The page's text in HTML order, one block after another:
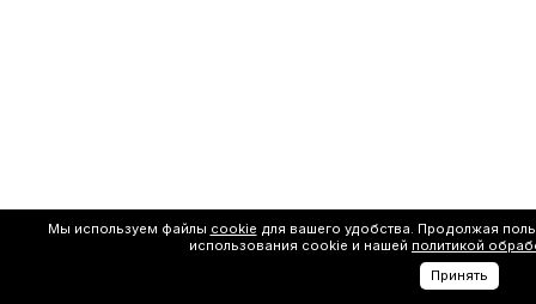
Мы используем файлы cookie для вашего удобства. Продолжая
использования cookie и нашей политикой
Принять